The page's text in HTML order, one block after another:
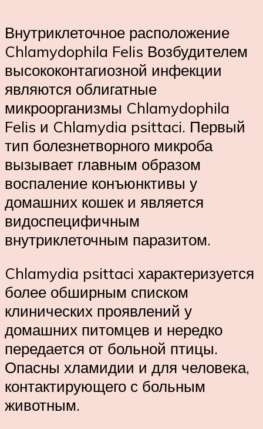
Внутриклеточное расположение
Chlamydophila Felis Возбудителем
высококонтагиозной инфекции
являются облигатные
микроорганизмы Chlamydophila
Felis и Chlamydia psittaci. Первый
тип болезнетворного микроба
вызывает главным образом
воспаление конъюнктивы у
домашних кошек и является
видоспецифичным
внутриклеточным паразитом.
Chlamydia psittaci характеризуется
более обширным списком
клинических проявлений у
домашних питомцев и нередко
передается от больной птицы.
Опасны хламидии и для человека,
контактирующего с больным
животным.